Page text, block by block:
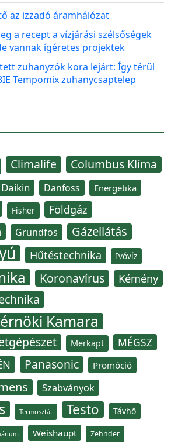
az izzadó áramhálózat
a recept a vízjárási szélsőségek
vannak ígéretes projektek
zuhanyzók kora lejárt: Így térül
Tempomix zuhanycsaptelep
Climalife Columbus Klíma
Daikin Danfoss Energetika
Fisher Földgáz
Grundfos Gázellátás
Hűtéstechnika Ivóvíz
Koronavírus Kémény
Kamara
Merkapt MÉGSZ
Panasonic Promóció
Szabványok
Termosztát Testo Távhő
Weishaupt Zehnder